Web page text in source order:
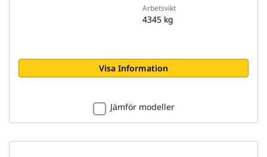
Arbetsvikt
4345 kg
Visa Information
Jämför modeller